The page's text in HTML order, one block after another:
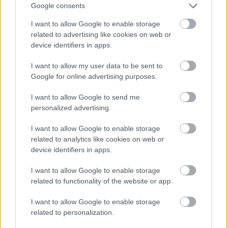
Google consents
I want to allow Google to enable storage
related to advertising like cookies on web or
device identifiers in apps.
I want to allow my user data to be sent to
Google for online advertising purposes.
I want to allow Google to send me
personalized advertising.
I want to allow Google to enable storage
related to analytics like cookies on web or
device identifiers in apps.
I want to allow Google to enable storage
related to functionality of the website or app.
I want to allow Google to enable storage
related to personalization.
A Jurassic World: Világuralom lesz a széria
leghosszabb filmje
A régi és új arcok egyesülése, valamint a Jurassic World
dinóinak elszabadulása megköveteli a játékidőt.